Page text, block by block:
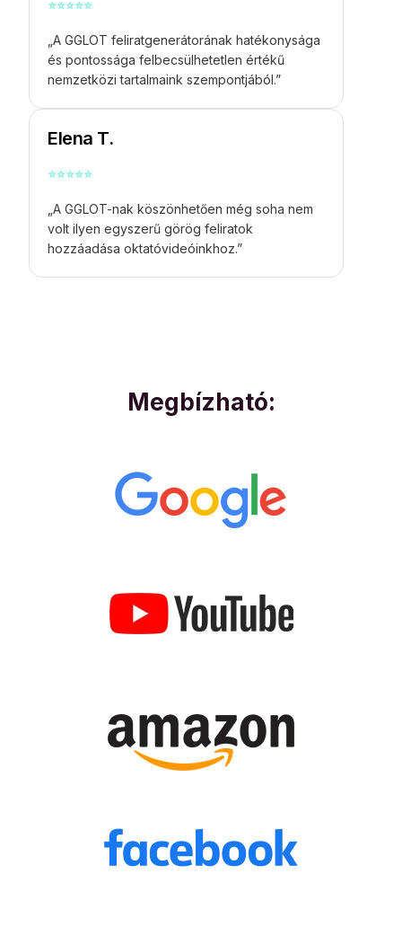
⭐⭐⭐⭐⭐
„A GGLOT feliratgenerátorának hatékonysága
és pontossága felbecsülhetetlen értékű
nemzetközi tartalmaink szempontjából.”
Elena T.
⭐⭐⭐⭐⭐
„A GGLOT-nak köszönhetően még soha nem
volt ilyen egyszerű görög feliratok
hozzáadása oktatóvideóinkhoz.”
Megbízható: